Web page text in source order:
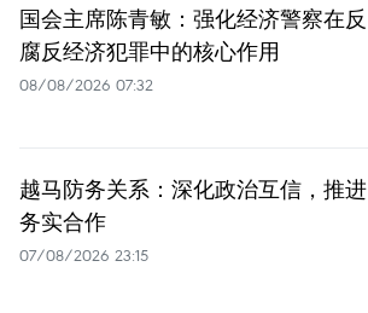
国会主席陈青敏：强化经济警察在反
腐反经济犯罪中的核心作用
08/08/2026 07:32
越马防务关系：深化政治互信，推进
务实合作
07/08/2026 23:15